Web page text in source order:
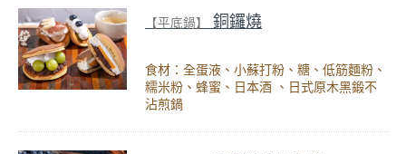
【平底鍋】 銅鑼燒
食材：全蛋液、小蘇打粉、糖、低筋麵粉、
糯米粉、蜂蜜、日本酒 、日式原木黑鍛不
沾煎鍋